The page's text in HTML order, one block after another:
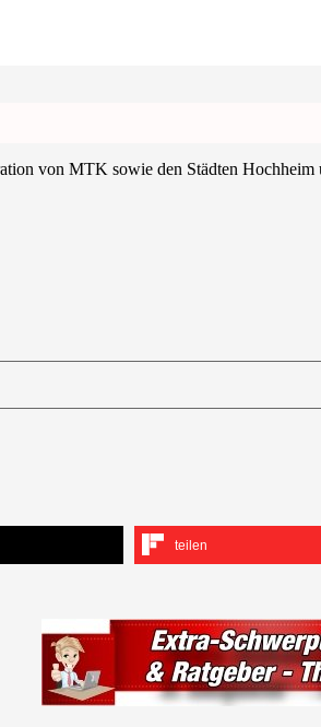
von MTK sowie den Städten Hochheim
teilen